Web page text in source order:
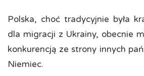
Polska, choć tradycyjnie była
dla migracji z Ukrainy, obecnie
konkurencją ze strony innych
Niemiec.